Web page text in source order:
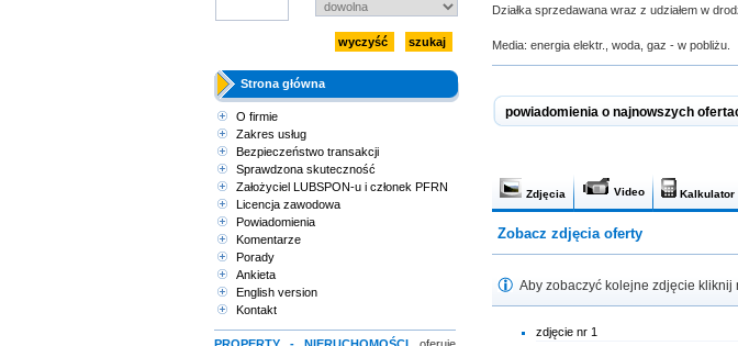
Strona główna
O firmie
Zakres usług
Bezpieczeństwo transakcji
Sprawdzona skuteczność
Założyciel LUBSPON-u i członek PFRN
Licencja zawodowa
Powiadomienia
Komentarze
Porady
Ankieta
English version
Kontakt
Działka sprzedawana wraz z udziałem w
Media: energia elektr., woda, gaz - w pobliżu.
powiadomienia o najnowszych
Zdjęcia Video Kalkulator
Zobacz zdjęcia oferty
Aby zobaczyć kolejne zdjęcie
zdjęcie nr 1